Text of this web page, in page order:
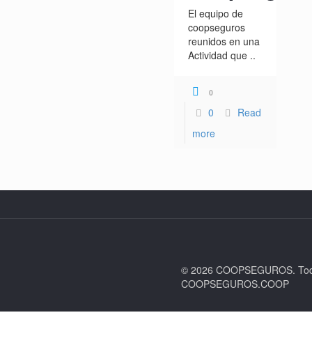
El equipo de
coopseguros
reunidos en una
Actividad que ..
0
0
Read
more
© 2026 COOPSEGUROS.
COOPSEGUROS.COOP